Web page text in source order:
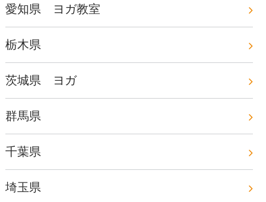
愛知県 ヨガ教室
栃木県
茨城県 ヨガ
群馬県
千葉県
埼玉県